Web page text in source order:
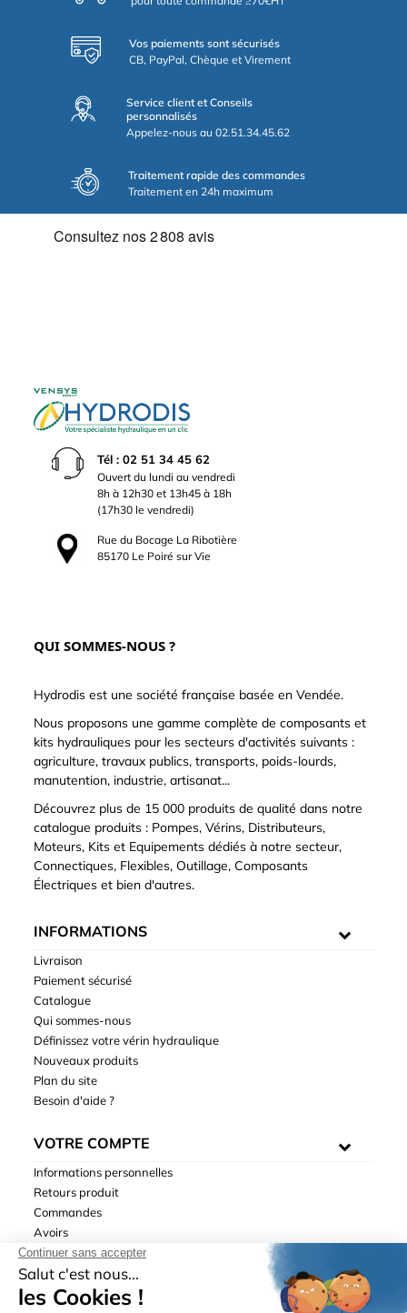
Vos paiements sont sécurisés
CB, PayPal, Chèque et Virement
Service client et Conseils
personnalisés
Appelez-nous au 02.51.34.45.62
Traitement rapide des commandes
Traitement en 24h maximum
Tél : 02 51 34 45 62
Ouvert du lundi au vendredi
8h à 12h30 et 13h45 à 18h
(17h30 le vendredi)
Rue du Bocage La Ribotière
85170 Le Poiré sur Vie
QUI SOMMES-NOUS ?
Hydrodis est une société française basée en Vendée.
Nous proposons une gamme complète de composants et
kits hydrauliques pour les secteurs d'activités suivants :
agriculture, travaux publics, transports, poids-lourds,
manutention, industrie, artisanat...
Découvrez plus de 15 000 produits de qualité dans notre
catalogue produits : Pompes, Vérins, Distributeurs,
Moteurs, Kits et Equipements dédiés à notre secteur,
Connectiques, Flexibles, Outillage, Composants
Électriques et bien d'autres.
INFORMATIONS
Livraison
Paiement sécurisé
Catalogue
Qui sommes-nous
Définissez votre vérin hydraulique
Nouveaux produits
Plan du site
Besoin d'aide ?
VOTRE COMPTE
Informations personnelles
Retours produit
Commandes
Avoirs
Adresses
Bons de réduction